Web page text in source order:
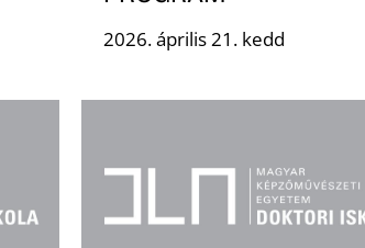
2026. április 21. kedd